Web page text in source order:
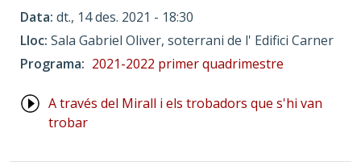
Data dt., 14 des. 2021 - 18:30
Lloc Sala Gabriel Oliver, soterrani de l' Edifici Carner
Programa
2021-2022 primer quadrimestre
A través del Mirall i els trobadors que s'hi van
trobar